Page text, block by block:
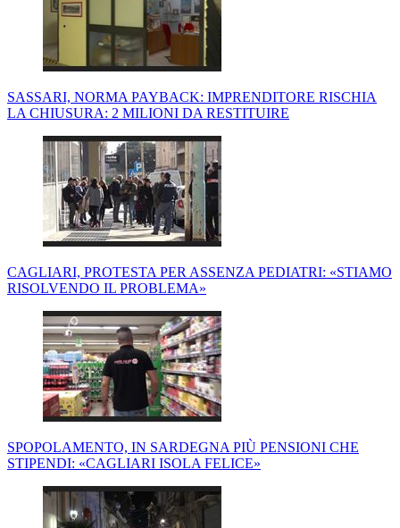
SASSARI, NORMA PAYBACK: IMPRENDITORE RISCHIA
LA CHIUSURA: 2 MILIONI DA RESTITUIRE
CAGLIARI, PROTESTA PER ASSENZA PEDIATRI: «STIAMO
RISOLVENDO IL PROBLEMA»
SPOPOLAMENTO, IN SARDEGNA PIÙ PENSIONI CHE
STIPENDI: «CAGLIARI ISOLA FELICE»